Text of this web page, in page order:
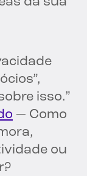
isso.”
— Como
ou